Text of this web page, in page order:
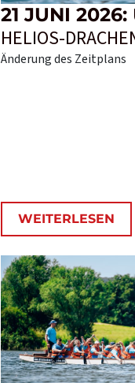
21 JUNI 2026:
HELIOS-
Änderung des Zeitplans
WEITERLESEN